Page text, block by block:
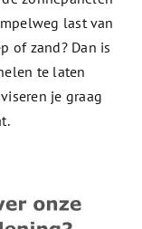
last van
of zand? Dan is
te laten
je graag